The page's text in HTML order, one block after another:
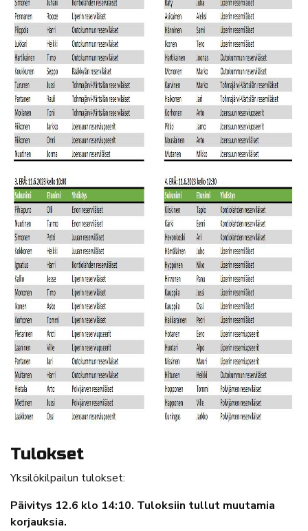
Tulokset
Yksilökilpailun tulokset:
Päivitys 12.6 klo 14:10. Tuloksiin tullut muutamia
korjauksia.